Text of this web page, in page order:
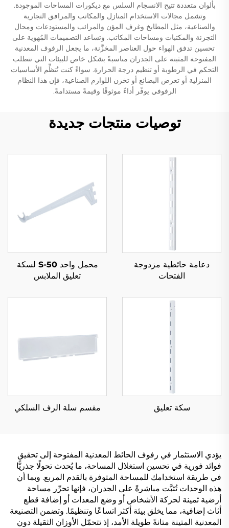
بألوان متعددة تتيح الانسجام السلس مع ديكورات المساحات الموجودة.
وتشمل مجالات الاستخدام المنازل والمكاتب والمرافق التجارية
والصناعية، مثل المطابخ وغرف المؤن والمرائب والمستودعات ومحال
التجزئة والمكتبات ومساحات المكاتب. وتساعد التصميمات المُهوية على
تحسين تدفق الهواء حول العناصر المخزَّنة، ما يجعل الرفوف المعدنية
المفتوحة المثبتة على الجدران مناسبةً بشكل خاص للبيئات التي تتطلب
التحكم في الرطوبة أو تنظيم درجة الحرارة. سواءً كنت تُنظِّم الأساسيات
المنزلية أو تعرض البضائع أو تخزن اللوازم الصناعية، فإن هذا النظام
الرفوفي يوفّر أداءً موثوقًا وقيمةً مستدامةً.
توصيات منتجات جديدة
دعامة حائطية مزدوجة
الفتحات
محمل واحد S-50 لسكة
تعليق الملابس
سكة تعليق مقسم سلة الرف السلكي
يؤدي الاستثمار في رفوف الحائط المعدنية المفتوحة إلى تحقيق
فوائد فورية في تحسين استغلال المساحة، ما يُحدث تحولًا جذريًّا
في طريقة استخدامك للمساحة المتوفرة بالقدم المربع. وبما أن
هذه الوحدات تُثبَّت مباشرةً على الجدران، فإنها تحرِّر مساحة
أرضية ثمينة لحركة الأشخاص أو وضع المعدات أو إضافة قطع
أثاث إضافية، مما يخلق بيئة أكثر اتساعًا وتنظيمًا. وتضمن التصنيعة
المعدنية المتينة متانةً طويلة الأمد، إذ تتحمّل الأوزان الثقيلة دون